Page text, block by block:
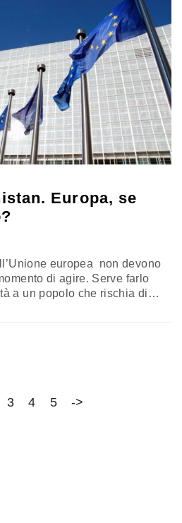
Europa, se
europea non devono
di agire. Serve farlo
a un popolo che rischia di
3 4 5 ->